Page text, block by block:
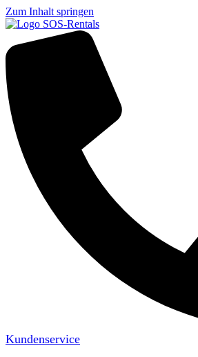
Zum Inhalt springen
Kundenservice